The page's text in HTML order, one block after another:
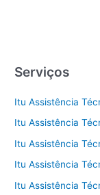
Serviços
Itu Assistência
Itu Assistência
Itu Assistência
Itu Assistência
Itu Assistência